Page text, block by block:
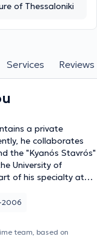
of Thessaloniki
Services Reviews
a private
he collaborates
the "Kyanós Stavrós"
University of
of his specialty at
and the General
and atrial
2006
team, based on